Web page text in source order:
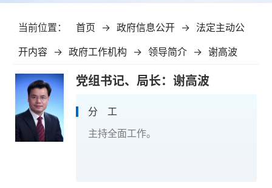
当前位置： 首页 → 政府信息公开 → 法定主动公
开内容 → 政府工作机构 → 领导简介 → 谢高波
党组书记、局长：谢高波
分 工
主持全面工作。